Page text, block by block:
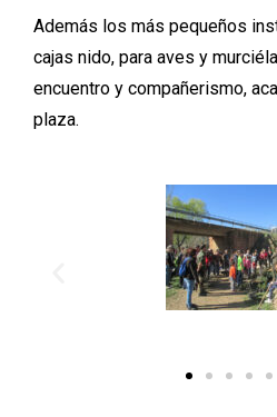
Además los más pequeños
cajas nido, para aves y
encuentro y compañerismo,
plaza.